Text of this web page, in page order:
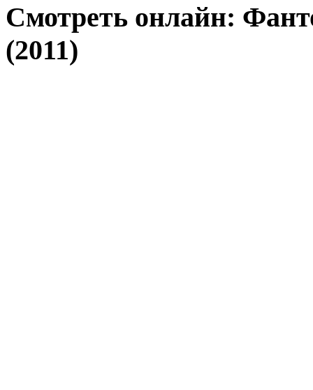
Смотреть онлайн:
(2011)